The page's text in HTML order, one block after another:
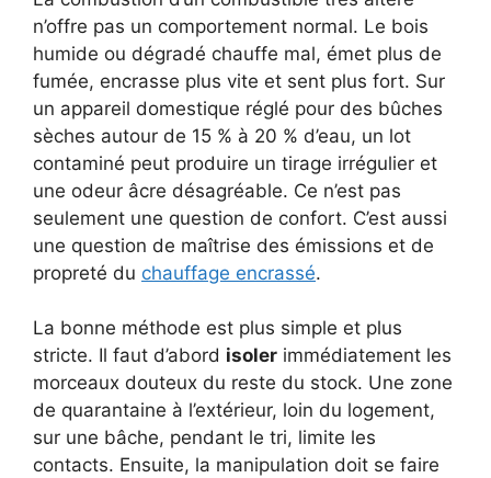
n’offre pas un comportement normal. Le bois
humide ou dégradé chauffe mal, émet plus de
fumée, encrasse plus vite et sent plus fort. Sur
un appareil domestique réglé pour des bûches
sèches autour de 15 % à 20 % d’eau, un lot
contaminé peut produire un tirage irrégulier et
une odeur âcre désagréable. Ce n’est pas
seulement une question de confort. C’est aussi
une question de maîtrise des émissions et de
propreté du chauffage encrassé.
La bonne méthode est plus simple et plus
stricte. Il faut d’abord isoler immédiatement les
morceaux douteux du reste du stock. Une zone
de quarantaine à l’extérieur, loin du logement,
sur une bâche, pendant le tri, limite les
contacts. Ensuite, la manipulation doit se faire